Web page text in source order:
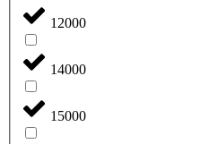
12000
14000
15000